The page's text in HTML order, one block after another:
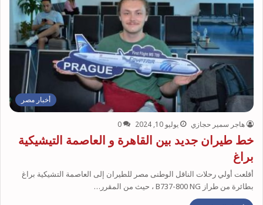
أخبار مصر
هاجر سمير حجازي يوليو 10, 2024 0
خط طيران جديد بين القاهرة و العاصمة التيشيكية
براغ
أقلعت أولي رحلات الناقل الوطنى مصر للطيران إلى العاصمة التشيكية براغ
بطائرة من طراز B737-800 NG ، حيث من المقرر…